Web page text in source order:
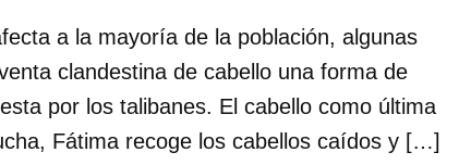
a la mayoría de la población, algunas
clandestina de cabello una forma de
por los talibanes. El cabello como última
Fátima recoge los cabellos caídos y […]